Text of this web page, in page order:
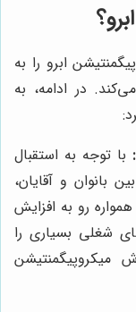
ابرو را به
در ادامه، به
با توجه به استقبال
بانوان و آقایان،
رو به افزایش
شغلی بسیاری را
میکروپیگمنتیشن